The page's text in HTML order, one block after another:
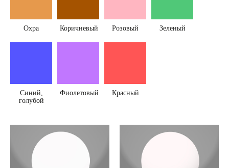
Охра Коричневый Розовый Зеленый
Синий,
голубой
Фиолетовый Красный